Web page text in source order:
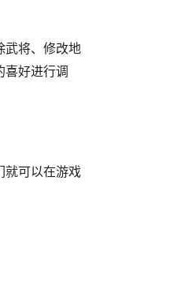
武将、修改地
喜好进行调
就可以在游戏